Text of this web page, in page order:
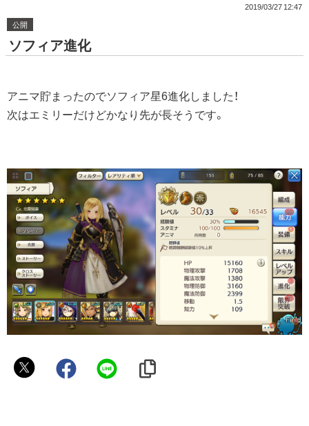
2019/03/27 12:47
公開
ソフィア進化
アニマ貯まったのでソフィア星6進化しました！
次はエミリーだけどかなり先が長そうです。
SHO